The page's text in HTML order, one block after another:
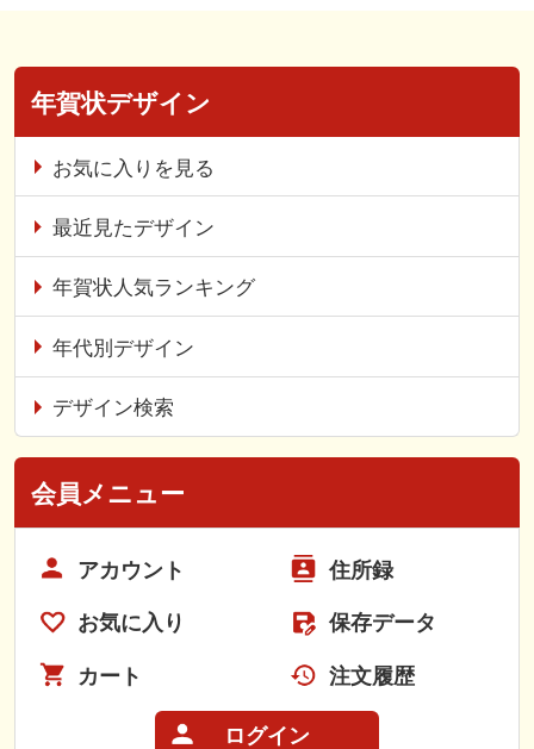
年賀状デザイン
お気に入りを見る
最近見たデザイン
年賀状人気ランキング
年代別デザイン
デザイン検索
会員メニュー
アカウント 住所録
お気に入り 保存データ
カート 注文履歴
ログイン